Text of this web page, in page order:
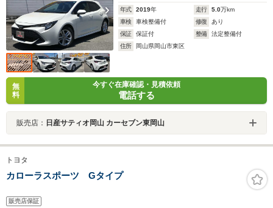
年式 2019年 走行 5.0万km
車検
車検整備付 修復
あり
保証
保証付 整備
法定整備付
住所
岡山県岡山市東区
無
料
今すぐ在庫確認・見積依頼
電話する
販売店： 日産サティオ岡山 カーセブン東岡山
トヨタ
カローラスポーツ Gタイプ
販売店保証